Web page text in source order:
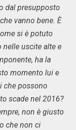
dal presupposto
vanno bene. È
si è potuto
nelle uscite alte e
ha la
momento lui e
che possono
scade nel 2016?
non è giusto
che non ci